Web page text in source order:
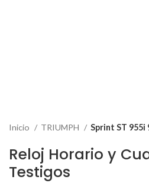
Inicio TRIUMPH Sprint ST 955i
Reloj Horario y
Testigos